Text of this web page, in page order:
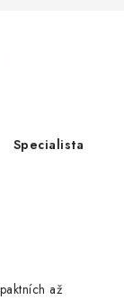
Specialista
až